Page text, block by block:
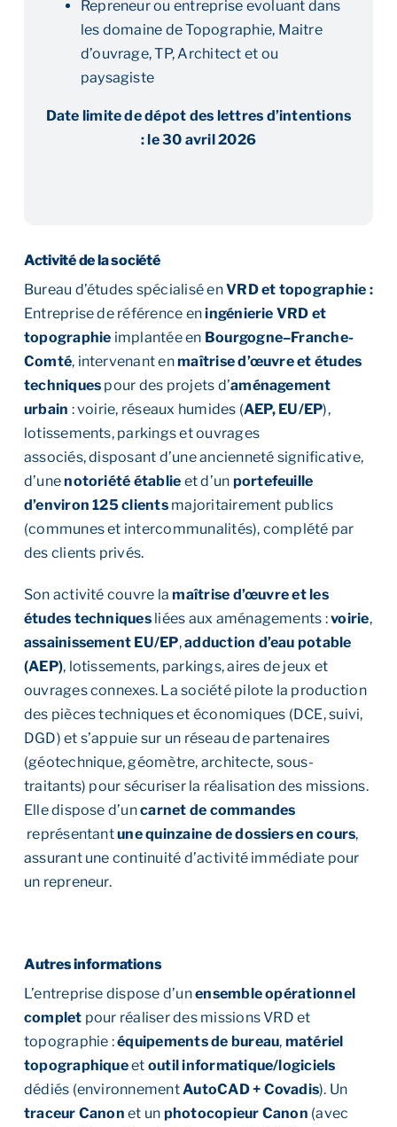
Repreneur ou entreprise evoluant dans
les domaine de Topographie, Maitre
d’ouvrage, TP, Architect et ou
paysagiste
Date limite de dépot des lettres d’intentions
: le 30 avril 2026
Activité de la société
Bureau d’études spécialisé enVRD et topographie :
Entreprise de référence eningénierie VRD et
topographie implantée en Bourgogne–Franche-
Comté, intervenant enmaîtrise d’œuvre et études
techniques pour des projets d’aménagement
urbain : voirie, réseaux humides (AEP, EU/EP),
lotissements, parkings et ouvrages
associés, disposant d’une ancienneté significative,
d’unenotoriété établie et d’un portefeuille
d’environ 125 clientsmajoritairement publics
(communes et intercommunalités), complété par
des clients privés.
Son activité couvre lamaîtrise d’œuvre et les
études techniquesliées aux aménagements :voirie,
assainissement EU/EP,adduction d’eau potable
(AEP), lotissements, parkings, aires de jeux et
ouvrages connexes. La société pilote la production
des pièces techniques et économiques (DCE, suivi,
DGD) et s’appuie sur un réseau de partenaires
(géotechnique, géomètre, architecte, sous-
traitants) pour sécuriser la réalisation des missions.
Elle dispose d’uncarnet de commandes
représentantune quinzaine de dossiers en cours,
assurant une continuité d’activité immédiate pour
un repreneur.
Autres informations
L’entreprise dispose d’unensemble opérationnel
complet pour réaliser des missions VRD et
topographie :équipements de bureau, matériel
topographiqueet outil informatique/logiciels
dédiés (environnement AutoCAD + Covadis). Un
traceur Canon et un photocopieur Canon (avec